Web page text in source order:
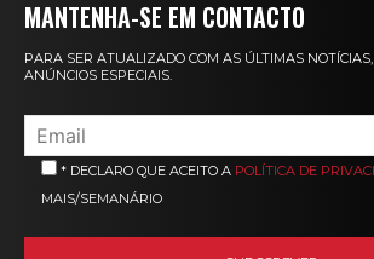
MANTENHA-SE EM CONTACTO
PARA SER ATUALIZADO COM AS ÚLTIMAS
ANÚNCIOS ESPECIAIS.
* DECLARO QUE ACEITO A POLÍTICA DE
MAIS/SEMANÁRIO